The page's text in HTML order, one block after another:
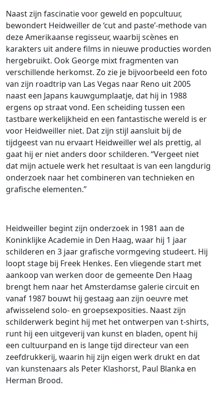
Naast zijn fascinatie voor geweld en popcultuur,
bewondert Heidweiller de ‘cut and paste’-methode van
deze Amerikaanse regisseur, waarbij scènes en
karakters uit andere films in nieuwe producties worden
hergebruikt. Ook George mixt fragmenten van
verschillende herkomst. Zo zie je bijvoorbeeld een foto
van zijn roadtrip van Las Vegas naar Reno uit 2005
naast een Japans kauwgumplaatje, dat hij in 1988
ergens op straat vond. Een scheiding tussen een
tastbare werkelijkheid en een fantastische wereld is er
voor Heidweiller niet. Dat zijn stijl aansluit bij de
tijdgeest van nu ervaart Heidweiller wel als prettig, al
gaat hij er niet anders door schilderen. “Vergeet niet
dat mijn actuele werk het resultaat is van een langdurig
onderzoek naar het combineren van technieken en
grafische elementen.”
Heidweiller begint zijn onderzoek in 1981 aan de
Koninklijke Academie in Den Haag, waar hij 1 jaar
schilderen en 3 jaar grafische vormgeving studeert. Hij
loopt stage bij Freek Henkes. Een vliegende start met
aankoop van werken door de gemeente Den Haag
brengt hem naar het Amsterdamse galerie circuit en
vanaf 1987 bouwt hij gestaag aan zijn oeuvre met
afwisselend solo- en groepsexposities. Naast zijn
schilderwerk begint hij met het ontwerpen van t-shirts,
runt hij een uitgeverij van kunst en bladen, opent hij
een cultuurpand en is lange tijd directeur van een
zeefdrukkerij, waarin hij zijn eigen werk drukt en dat
van kunstenaars als Peter Klashorst, Paul Blanka en
Herman Brood.